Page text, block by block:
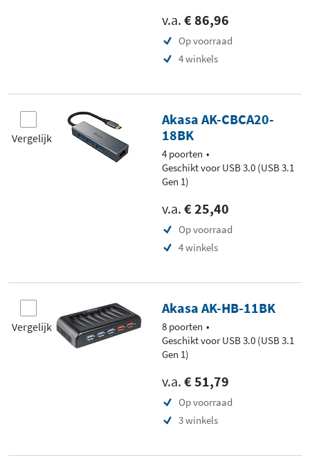
v.a. € 86,96
Op voorraad
4 winkels
Vergelijk
Akasa AK-CBCA20-
18BK
4 poorten
Geschikt voor USB 3.0 (USB 3.1
Gen 1)
v.a. € 25,40
Op voorraad
4 winkels
Vergelijk
Akasa AK-HB-11BK
8 poorten
Geschikt voor USB 3.0 (USB 3.1
Gen 1)
v.a. € 51,79
Op voorraad
3 winkels